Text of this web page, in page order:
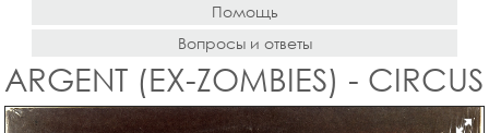
Помощь
Вопросы и ответы
ARGENT (EX-ZOMBIES) - CIRCUS